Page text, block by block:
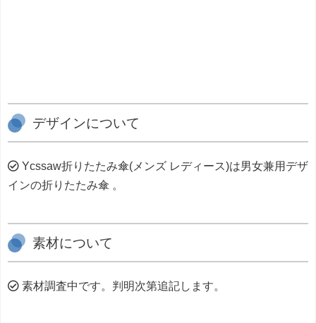
デザインについて
Ycssaw折りたたみ傘(メンズ レディース)は男女兼用デザ
インの折りたたみ傘 。
素材について
素材調査中です。判明次第追記します。